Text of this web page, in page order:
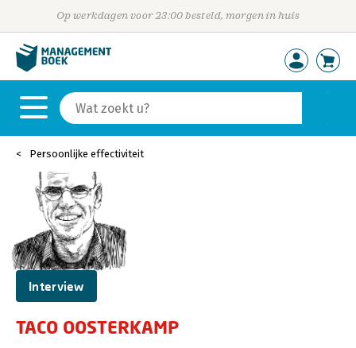
Op werkdagen voor 23:00 besteld, morgen in huis
Persoonlijke effectiviteit
Interview
TACO OOSTERKAMP